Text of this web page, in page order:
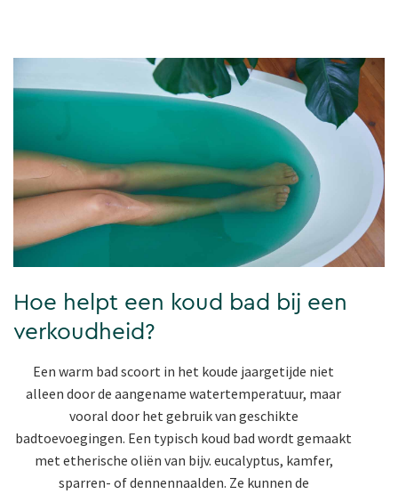
Hoe helpt een koud bad bij een
verkoudheid?
Een warm bad scoort in het koude jaargetijde niet
alleen door de aangename watertemperatuur, maar
vooral door het gebruik van geschikte
badtoevoegingen. Een typisch koud bad wordt gemaakt
met etherische oliën van bijv. eucalyptus, kamfer,
sparren- of dennennaalden. Ze kunnen de